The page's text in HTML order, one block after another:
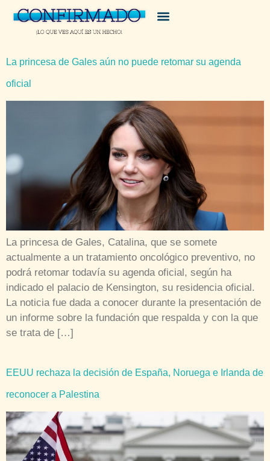
La princesa de Gales aún no puede retomar su agenda
oficial
La princesa de Gales, Catalina, que se somete
actualmente a un tratamiento oncológico preventivo, no
podrá retomar todavía su agenda oficial, según ha
indicado el palacio de Kensington, su residencia oficial.
La noticia fue dada a conocer durante la presentación de
un informe sobre la fundación que respalda y con la que
se trata de […]
EEUU rechaza la decisión de España, Noruega e Irlanda de
reconocer a Palestina